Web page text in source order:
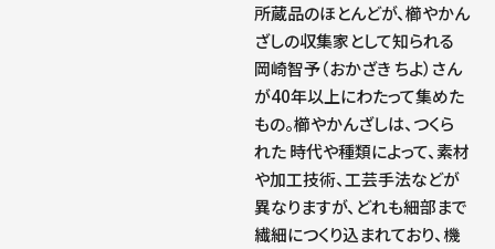
所蔵品のほとんどが、櫛やかん
ざしの収集家として知られる
岡崎智予（おかざき ちよ）さん
が40年以上にわたって集めた
もの。櫛やかんざしは、つくら
れた 時代や種類によって、素材
や加工技術、工芸手法などが
異なりますが、どれも細部まで
繊細につくり込まれており、機